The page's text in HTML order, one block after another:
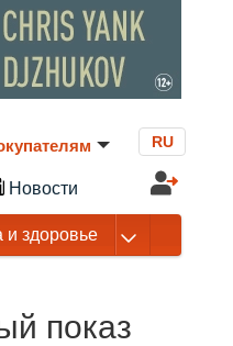
Новости
RU
и здоровье
показ